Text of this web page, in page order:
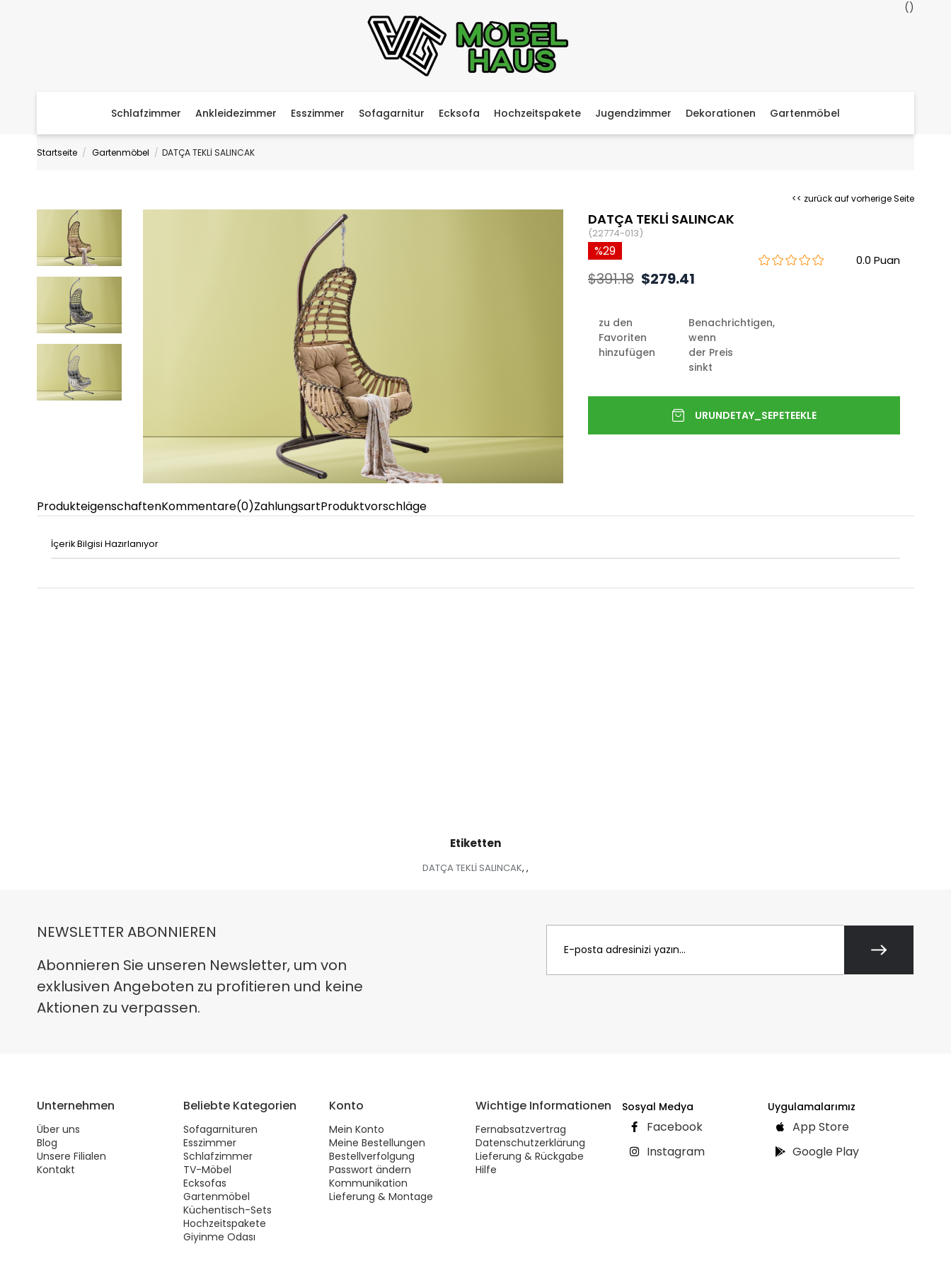
Schlafzimmer Ankleidezimmer Esszimmer Sofagarnitur Ecksofa Hochzeitspakete Jugendzimmer Dekorationen Gartenmöbel
Startseite Gartenmöbel DATÇA TEKLİ SALINCAK
<< zurück auf vorherige Seite
DATÇA TEKLİ SALINCAK
(22774-013)
0.0
29
$391.18 $279.41
zu den
Favoriten
hinzufügen
Benachrichtigen,
wenn
der Preis
sinkt
ProdukteigenschaftenKommentare(0)ZahlungsartProduktvorschläge
İçerik Bilgisi Hazırlanıyor
Etiketten
DATÇA TEKLİ SALINCAK, ,
NEWSLETTER ABONNIEREN
Abonnieren Sie unseren Newsletter, um von
exklusiven Angeboten zu profitieren und keine
Aktionen zu verpassen.
Unternehmen
Über uns
Blog
Unsere Filialen
Kontakt
Beliebte Kategorien
Sofagarnituren
Esszimmer
Schlafzimmer
TV-Möbel
Ecksofas
Gartenmöbel
Küchentisch-Sets
Hochzeitspakete
Giyinme Odası
Konto
Mein Konto
Meine Bestellungen
Bestellverfolgung
Passwort ändern
Kommunikation
Lieferung & Montage
Wichtige Informationen
Fernabsatzvertrag
Datenschutzerklärung
Lieferung & Rückgabe
Hilfe
Sosyal Medya
Facebook
Instagram
Uygulamalarımız
App Store
Google Play